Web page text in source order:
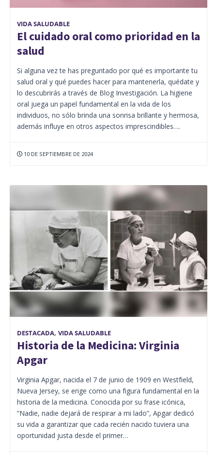
VIDA SALUDABLE
El cuidado oral como prioridad en la
salud
Si alguna vez te has preguntado por qué es importante tu
salud oral y qué puedes hacer para mantenerla, quédate y
lo descubrirás a través de Blog Investigación. La higiene
oral juega un papel fundamental en la vida de los
individuos, no sólo brinda una sonrisa brillante y hermosa,
además influye en otros aspectos imprescindibles….
10 DE SEPTIEMBRE DE 2024
DESTACADA, VIDA SALUDABLE
Historia de la Medicina: Virginia
Apgar
Virginia Apgar, nacida el 7 de junio de 1909 en Westfield,
Nueva Jersey, se erige como una figura fundamental en la
historia de la medicina. Conocida por su frase icónica,
“Nadie, nadie dejará de respirar a mi lado”, Apgar dedicó
su vida a garantizar que cada recién nacido tuviera una
oportunidad justa desde el primer…